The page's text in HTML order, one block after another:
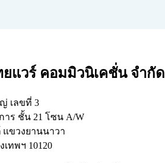
แวร์ คอมมิวนิเคชั่น จำกัด
เลขที่ 3
าร ชั้น 21 โซน A/W
ขวงยานนาวา
เทพฯ 10120